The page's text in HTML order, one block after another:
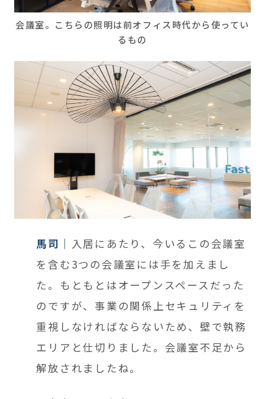
会議室。こちらの照明は前オフィス時代から使ってい
るもの
馬司
入居にあたり、今いるこの会議室
を含む3つの会議室には手を加えまし
た。 もともとはオープンスペースだった
のですが、事業の関係上セキュリティを
重視しなければならないため、 壁で執務
エリアと仕切りました。会議室不足から
解放されましたね。